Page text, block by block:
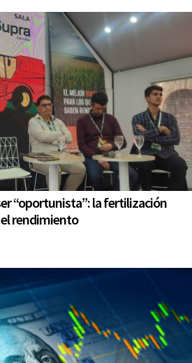
“oportunista”: la fertilización
rendimiento